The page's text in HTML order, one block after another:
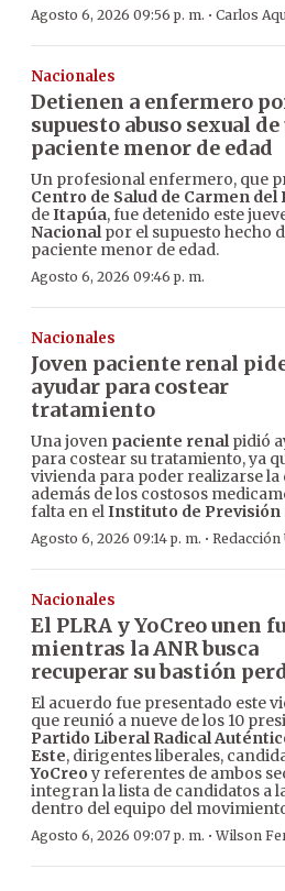
Agosto 6, 2026 09:56 p. m. · Carlos
Nacionales
Detienen a enfermero
supuesto abuso sexual de
paciente menor de edad
Un profesional enfermero, que
Centro de Salud de Carmen del
deItapúa, fue detenido este
Nacionalpor el supuesto hecho
paciente menor de edad.
Agosto 6, 2026 09:46 p. m.
Nacionales
Joven paciente renal
ayudar para costear
tratamiento
Una joven paciente renalpidió
para costear su tratamiento, ya
vivienda para poder realizarse
además de los costosos
falta en elInstituto de Previsión
Agosto 6, 2026 09:14 p. m. · Redacción
Nacionales
El PLRA y YoCreo unen
mientras la ANR busca
recuperar su bastión
El acuerdo fue presentado este
que reunió a nueve de los 10
Partido Liberal Radical
Este, dirigentes liberales,
YoCreo y referentes de ambos
integran la lista de candidatos a
dentro del equipo del
Agosto 6, 2026 09:07 p. m. ·Wilson